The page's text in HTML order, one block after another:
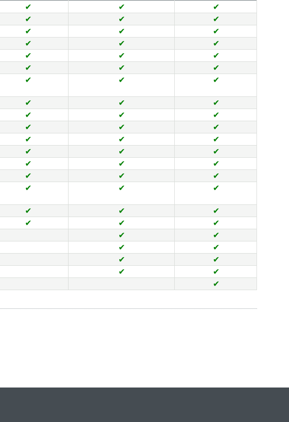
✔ ✔
✔
✔ ✔
✔
✔ ✔
✔
✔ ✔
✔
✔ ✔
✔
✔ ✔
✔
✔ ✔ ✔
✔ ✔
✔
✔ ✔
✔
✔ ✔
✔
✔ ✔
✔
✔ ✔
✔
✔ ✔
✔
✔ ✔
✔
✔ ✔ ✔
✔ ✔
✔
✔ ✔
✔
✔
✔
✔
✔
✔
✔
✔
✔
✔